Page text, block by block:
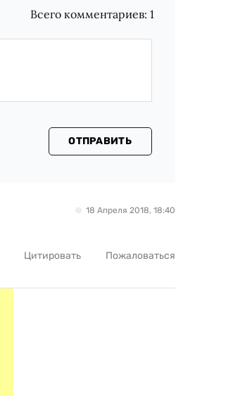
Всего комментариев:1
ОТПРАВИТЬ
18 Апреля 2018, 18:40
Цитировать Пожаловаться